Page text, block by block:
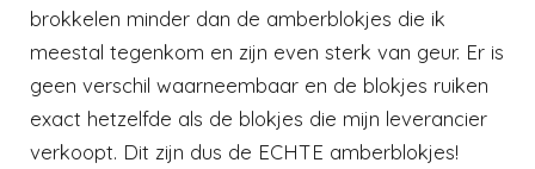
brokkelen minder dan de amberblokjes die ik
meestal tegenkom en zijn even sterk van geur. Er is
geen verschil waarneembaar en de blokjes ruiken
exact hetzelfde als de blokjes die mijn leverancier
verkoopt. Dit zijn dus de ECHTE amberblokjes!